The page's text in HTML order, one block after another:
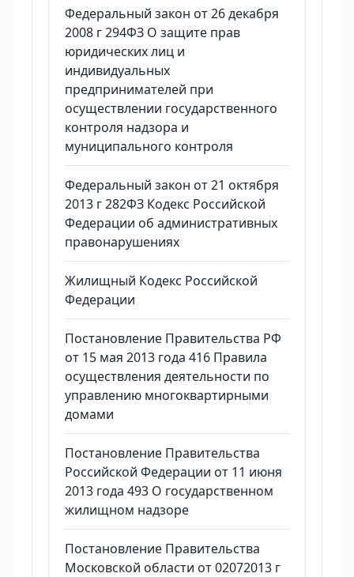
Федеральный закон от 26 декабря
2008 г 294ФЗ О защите прав
юридических лиц и
индивидуальных
предпринимателей при
осуществлении государственного
контроля надзора и
муниципального контроля
Федеральный закон от 21 октября
2013 г 282ФЗ Кодекс Российской
Федерации об административных
правонарушениях
Жилищный Кодекс Российской
Федерации
Постановление Правительства РФ
от 15 мая 2013 года 416 Правила
осуществления деятельности по
управлению многоквартирными
домами
Постановление Правительства
Российской Федерации от 11 июня
2013 года 493 О государственном
жилищном надзоре
Постановление Правительства
Московской области от 02072013 г